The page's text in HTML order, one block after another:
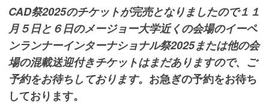
CAD祭2025のチケットが完売となりましたので１１
月５日と６日のメージョー大学近くの会場のイーペ
ンランナーインターナショナル祭2025または他の会
場の混載送迎付きチケットはまだありますので、 ご
予約をお待ちしております。 お急ぎの予約をお待ち
しております。